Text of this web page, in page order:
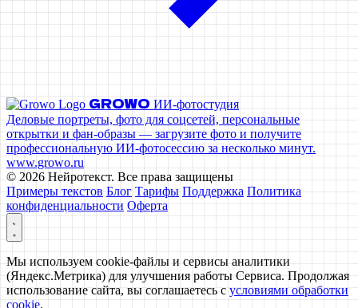
GROWO ИИ-фотостудия
Деловые портреты, фото для соцсетей, персональные
открытки и фан‑образы — загрузите фото и получите
профессиональную ИИ‑фотосессию за несколько минут.
www.growo.ru
© 2026 Нейротекст. Все права защищены
Примеры текстов Блог Тарифы Поддержка Политика
конфиденциальности Оферта
Мы используем cookie-файлы и сервисы аналитики
(Яндекс.Метрика) для улучшения работы Сервиса. Продолжая
использование сайта, вы соглашаетесь с условиями обработки
cookie.